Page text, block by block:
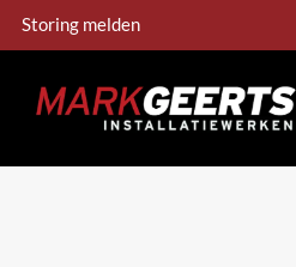
Storing melden